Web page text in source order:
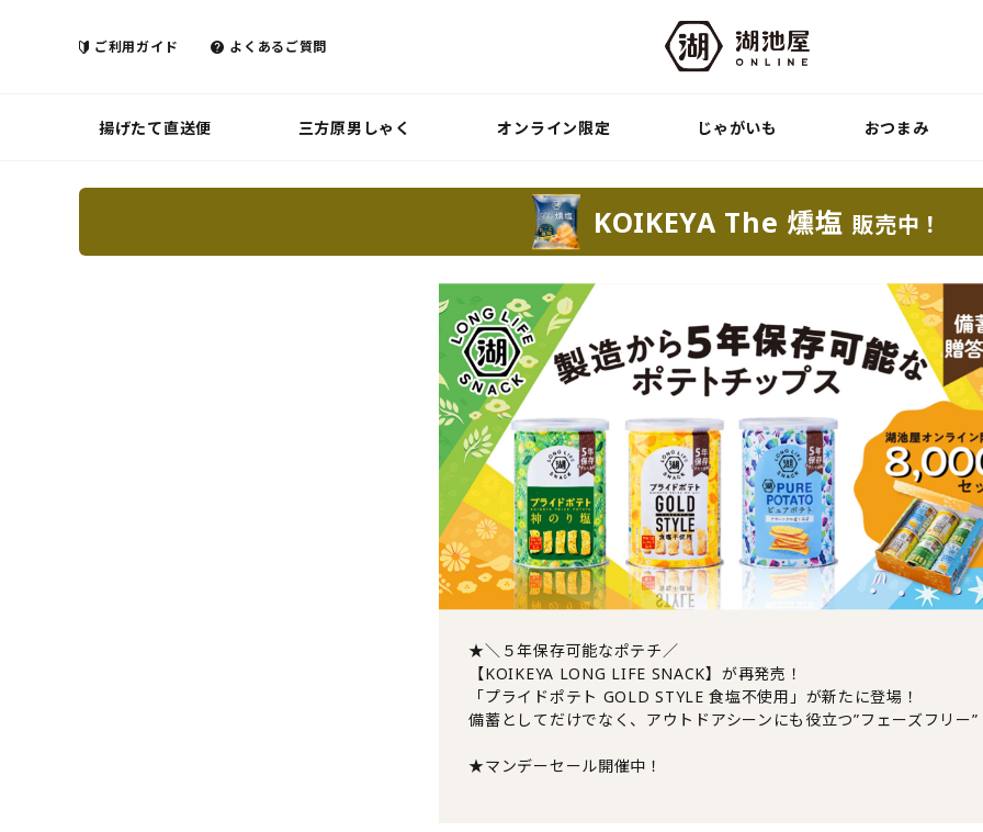
ご利用ガイド よくあるご質問
揚げたて直送便 三方原男しゃく オンライン限定 じゃがいも おつまみ
KOIKEYA The 燻塩 販売中！
★＼５年保存可能なポテチ／
【KOIKEYA LONG LIFE SNACK】が再発売！
「プライドポテト GOLD STYLE 食塩不使用」が新たに登場！
備蓄としてだけでなく、アウトドアシーンにも役立つ”フェーズフリー”
★マンデーセール開催中！